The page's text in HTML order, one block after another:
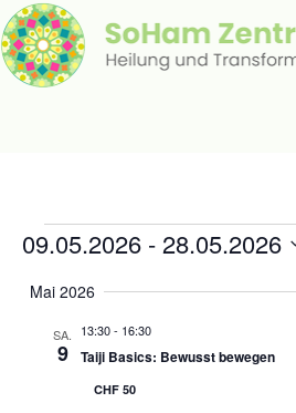
09.05.2026 - 28.05.2026
auswählen.
Mai 2026
SA.
9
13:30- 16:30
Taiji Basics: Bewusst bewegen
CHF 50